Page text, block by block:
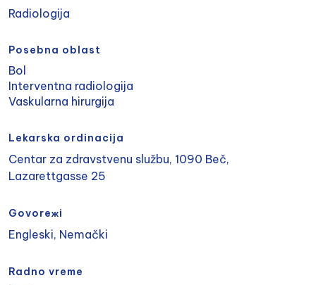
Radiologija
Posebna oblast
Bol
Interventna radiologija
Vaskularna hirurgija
Lekarska ordinacija
Centar za zdravstvenu službu, 1090 Beč,
Lazarettgasse 25
Govoreжi
Engleski, Nemački
Radno vreme